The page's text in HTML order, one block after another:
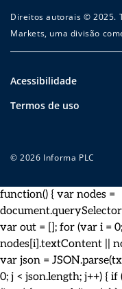
Direitos autorais © 2025.
Markets, uma divisão
Acessibilidade
Termos de uso
© 2026 Informa PLC
function() { var nodes =
var out = []; for (var i =
nodes[i].textContent ||
var json =
0; j < json.length; j++) {